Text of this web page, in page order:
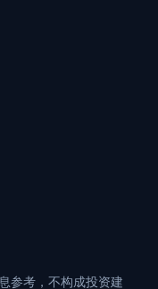
参考，不构成投资建